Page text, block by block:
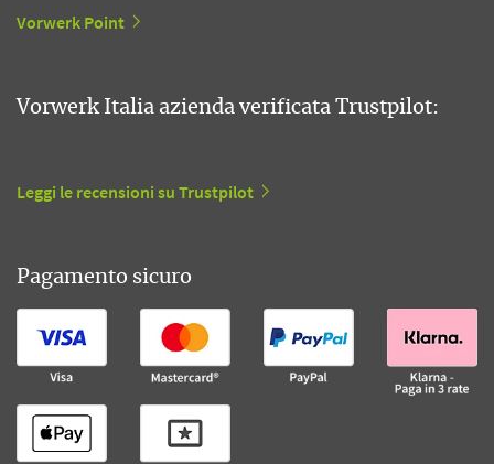
Vorwerk Point
Vorwerk Italia azienda verificata Trustpilot:
Leggi le recensioni su Trustpilot
Pagamento sicuro